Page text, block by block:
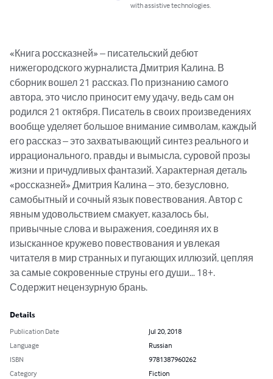
with assistive technologies.
«Книга россказней» – писательский дебют
нижегородского журналиста Дмитрия Калина. В
сборник вошел 21 рассказ. По признанию самого
автора, это число приносит ему удачу, ведь сам он
родился 21 октября. Писатель в своих произведениях
вообще уделяет большое внимание символам, каждый
его рассказ – это захватывающий синтез реального и
иррационального, правды и вымысла, суровой прозы
жизни и причудливых фантазий. Характерная деталь
«россказней» Дмитрия Калина – это, безусловно,
самобытный и сочный язык повествования. Автор с
явным удовольствием смакует, казалось бы,
привычные слова и выражения, соединяя их в
изысканное кружево повествования и увлекая
читателя в мир странных и пугающих иллюзий, цепляя
за самые сокровенные струны его души… 18+.
Содержит нецензурную брань.
Details
Publication Date
Jul 20, 2018
Language
Russian
ISBN
9781387960262
Category
Fiction